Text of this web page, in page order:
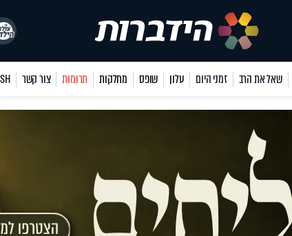
שאל את הרב זמני היום עלון שופס מחלקות תרומות צור קשר